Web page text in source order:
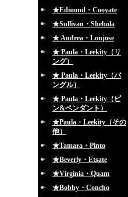
★Edmond・Cooyate
★Sullivan・Shebola
★ Andrea・Lonjose
★ Paula・Leekity（リ
ング）
★ Paula・Leekity（バ
ングル）
★ Paula・Leekity（ピ
ン&ペンダント）
★Paula・Leekity（その
他）
★Tamara・Pinto
★Beverly・Etsate
★Virginia・Quam
★Bobby・Concho